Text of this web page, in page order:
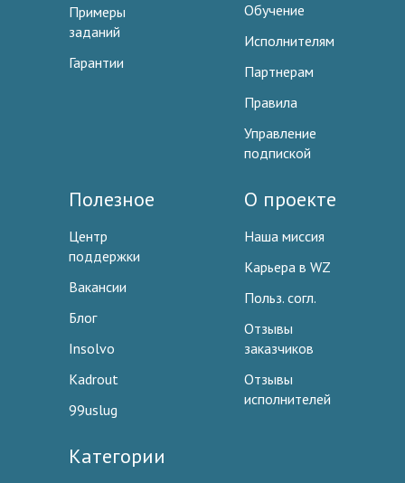
Примеры
заданий
Гарантии
Обучение
Исполнителям
Партнерам
Правила
Управление
подпиской
Полезное
Центр
поддержки
Вакансии
Блог
Insolvo
Kadrout
99uslug
О проекте
Наша миссия
Карьера в WZ
Польз. согл.
Отзывы
заказчиков
Отзывы
исполнителей
Категории